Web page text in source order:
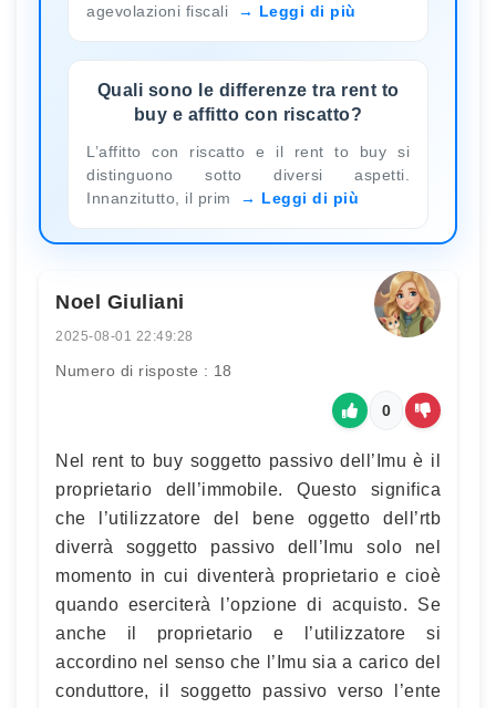
agevolazioni fiscali
Leggi di più
Quali sono le differenze tra rent to
buy e affitto con riscatto?
L’affitto con riscatto e il rent to buy si
distinguono sotto diversi aspetti.
Innanzitutto, il prim
Leggi di più
Noel Giuliani
2025-08-01 22:49:28
Numero di risposte : 18
0
Nel rent to buy soggetto passivo dell’Imu è il
proprietario dell’immobile. Questo significa
che l’utilizzatore del bene oggetto dell’rtb
diverrà soggetto passivo dell’Imu solo nel
momento in cui diventerà proprietario e cioè
quando eserciterà l’opzione di acquisto. Se
anche il proprietario e l’utilizzatore si
accordino nel senso che l’Imu sia a carico del
conduttore, il soggetto passivo verso l’ente